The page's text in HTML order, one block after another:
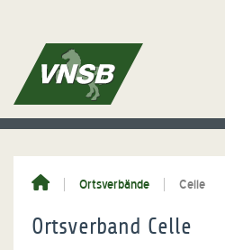
Ortsverbände Celle
Ortsverband Celle